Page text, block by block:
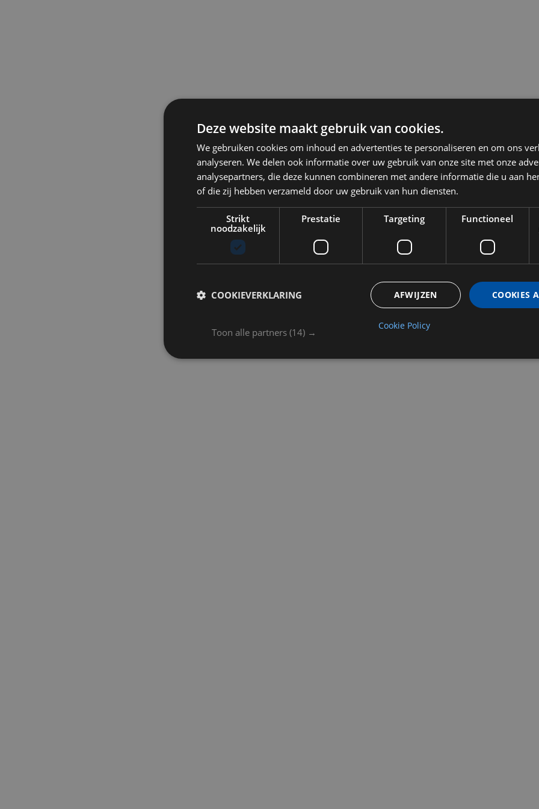
Deze website maakt gebruik van cookies.
We gebruiken cookies om inhoud en advertenties te personaliseren en om ons
analyseren. We delen ook informatie over uw gebruik van onze site met onze
analysepartners, die deze kunnen combineren met andere informatie die u aan
of die zij hebben verzameld door uw gebruik van hun diensten.
Toon alle partners (14) →
Strikt
noodzakelijk
Prestatie Targeting Functioneel
COOKIES
AFWIJZEN
COOKIEVERKLARING
Cookie Policy